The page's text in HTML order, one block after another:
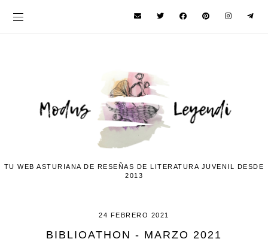
TU WEB ASTURIANA DE RESEÑAS DE LITERATURA JUVENIL DESDE
2013
24 FEBRERO 2021
BIBLIOATHON - MARZO 2021